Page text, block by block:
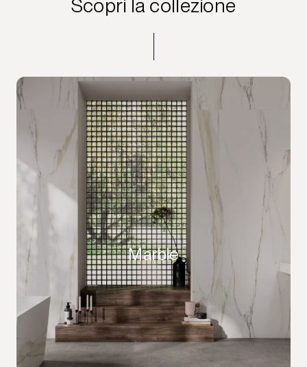
Scopri la collezione
Marble